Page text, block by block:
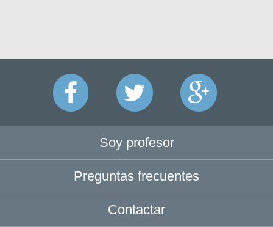
Soy profesor
Preguntas frecuentes
Contactar